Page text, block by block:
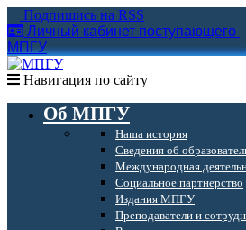
Подпишись на RSS
Личный кабинет поступающего
МПГУ
Навигация по сайту
Об МПГУ
Наша история
Сведения об
Международная
Социальное партнерство
Издания МПГУ
Преподаватели и